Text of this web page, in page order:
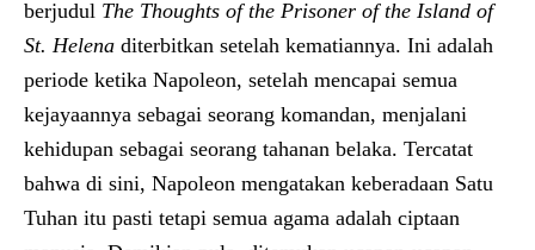
berjudul The Thoughts of the Prisoner of the Island of
St. Helena diterbitkan setelah kematiannya. Ini adalah
periode ketika Napoleon, setelah mencapai semua
kejayaannya sebagai seorang komandan, menjalani
kehidupan sebagai seorang tahanan belaka. Tercatat
bahwa di sini, Napoleon mengatakan keberadaan Satu
Tuhan itu pasti tetapi semua agama adalah ciptaan